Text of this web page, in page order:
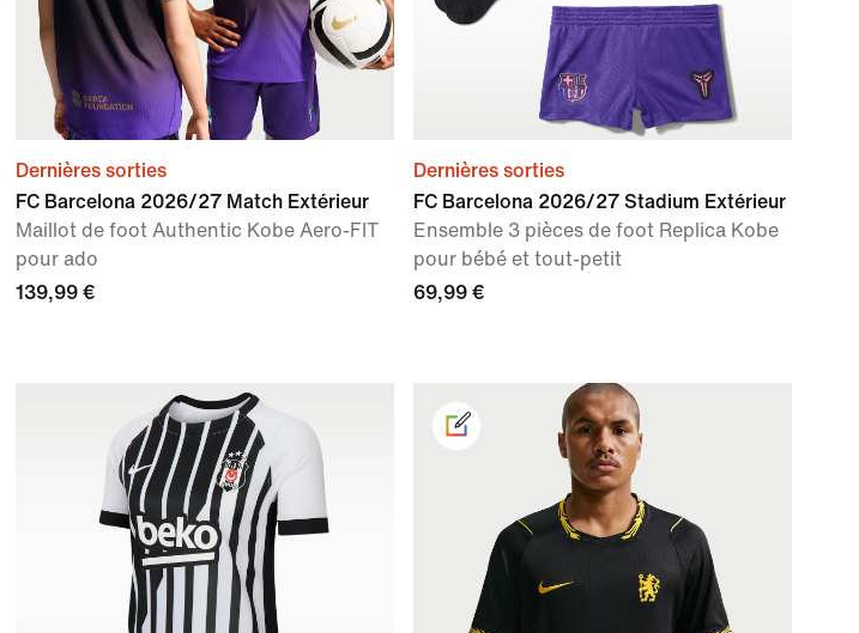
Dernières sorties
FC Barcelona 2026/27 Match Extérieur
Maillot de foot Authentic Kobe Aero-FIT
pour ado
139,99 €
Dernières sorties
FC Barcelona 2026/27 Stadium Extérieur
Ensemble 3 pièces de foot Replica Kobe
pour bébé et tout-petit
69,99 €